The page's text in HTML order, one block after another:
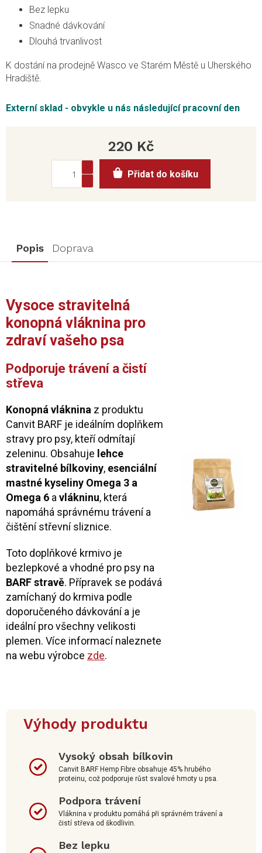
Externí sklad - obvykle u nás následující pracovní den
Bez lepku
Snadné dávkování
Dlouhá trvanlivost
K dostání na prodejně Wasco ve Starém Městě u Uherského
Hradiště.
220 Kč
cena:
Přidat do košíku
Popis Doprava
Vysoce stravitelná
konopná vláknina pro
zdraví vašeho psa
Podporuje trávení a čistí
střeva
Konopná vláknina z produktu
Canvit BARF je ideálním doplňkem
stravy pro psy, kteří odmítají
zeleninu. Obsahuje lehce
stravitelné bílkoviny, esenciální
mastné kyseliny Omega 3 a
Omega 6 a vlákninu, která
napomáhá správnému trávení a
čištění střevní sliznice.
Toto doplňkové krmivo je
bezlepkové a vhodné pro psy na
BARF stravě. Přípravek se podává
zamíchaný do krmiva podle
doporučeného dávkování a je
ideální pro všechny velikosti
plemen. Více informací naleznete
na webu výrobce zde.
Výhody produktu
Vysoký obsah bílkovin
Canvit BARF Hemp Fibre obsahuje 45% hrubého
proteinu, což podporuje růst svalové hmoty u psa.
Podpora trávení
Vláknina v produktu pomáhá při správném trávení a
čistí střeva od škodlivin.
Bez lepku